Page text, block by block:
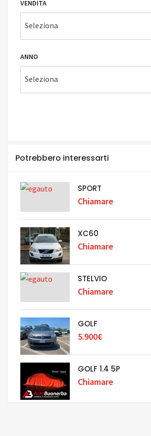
VENDITA
Seleziona
ANNO
Seleziona
Potrebbero interessarti
SPORT
Chiamare
XC60
Chiamare
STELVIO
Chiamare
GOLF
5.900€
GOLF 1.4 5P
Chiamare